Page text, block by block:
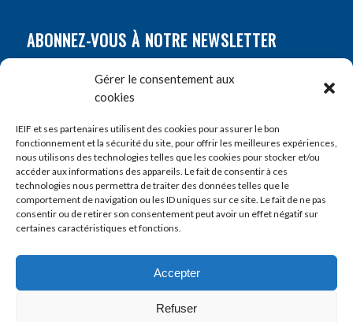
Gérer le consentement aux
cookies
IEIF et ses partenaires utilisent des cookies pour assurer le bon
fonctionnement et la sécurité du site, pour offrir les meilleures expériences,
nous utilisons des technologies telles que les cookies pour stocker et/ou
accéder aux informations des appareils. Le fait de consentir à ces
technologies nous permettra de traiter des données telles que le
comportement de navigation ou les ID uniques sur ce site. Le fait de ne pas
consentir ou de retirer son consentement peut avoir un effet négatif sur
certaines caractéristiques et fonctions.
Accepter
Refuser
ABONNEZ-VOUS À NOTRE NEWSLETTER
Prénom*
E-mail*